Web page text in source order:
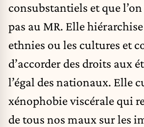
consubstantiels et que
pas au MR. Elle
ethnies ou les cultures et
d’accorder des droits aux
l’égal des nationaux. Elle
xénophobie viscérale qui
de tous nos maux sur les